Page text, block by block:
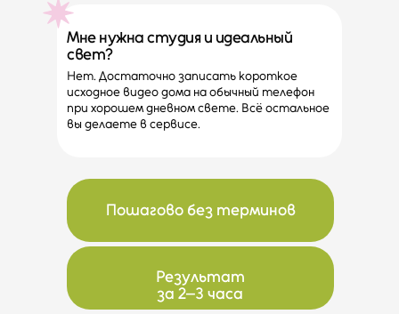
Результат
за 2–3 часа
Пошагово без терминов
Мне нужна студия и идеальный
свет?
Нет. Достаточно записать короткое
исходное видео дома на обычный телефон
при хорошем дневном свете. Всё остальное
вы делаете в сервисе.